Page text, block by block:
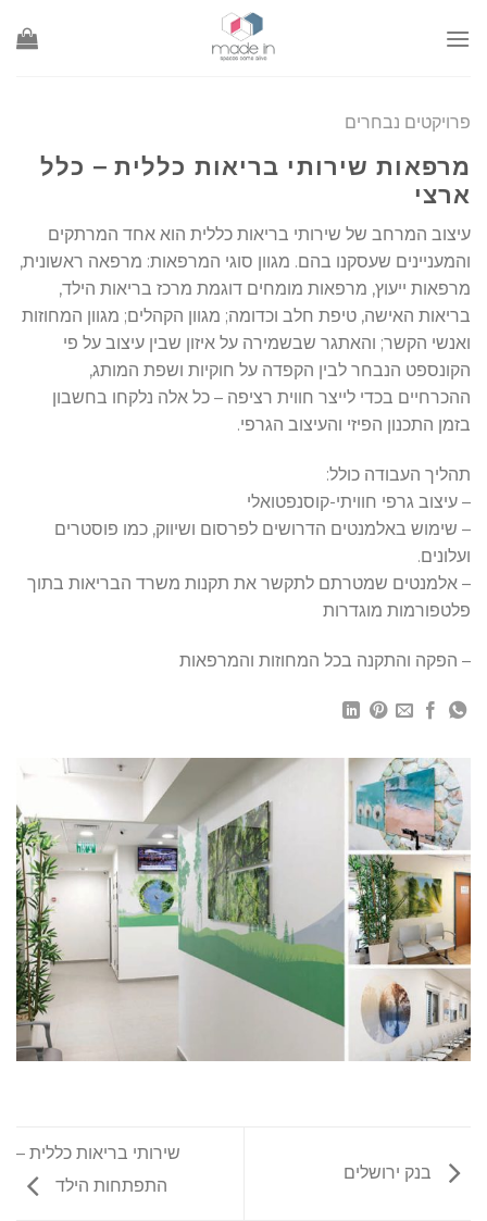
פרויקטים נבחרים
מרפאות שירותי בריאות כללית – כלל
ארצי
עיצוב המרחב של שירותי בריאות כללית הוא אחד המרתקים
והמעניינים שעסקנו בהם. מגוון סוגי המרפאות: מרפאה ראשונית,
מרפאות ייעוץ, מרפאות מומחים דוגמת מרכז בריאות הילד,
בריאות האישה, טיפת חלב וכדומה; מגוון הקהלים; מגוון המחוזות
ואנשי הקשר; והאתגר שבשמירה על איזון שבין עיצוב על פי
הקונספט הנבחר לבין הקפדה על חוקיות ושפת המותג,
ההכרחיים בכדי לייצר חווית רציפה – כל אלה נלקחו בחשבון
בזמן התכנון הפיזי והעיצוב הגרפי.
תהליך העבודה כולל:
– עיצוב גרפי חוויתי-קוסנפטואלי
– שימוש באלמנטים הדרושים לפרסום ושיווק, כמו פוסטרים
ועלונים.
– אלמנטים שמטרתם לתקשר את תקנות משרד הבריאות בתוך
פלטפורמות מוגדרות
– הפקה והתקנה בכל המחוזות והמרפאות
בנק ירושלים
שירותי בריאות כללית –
התפתחות הילד